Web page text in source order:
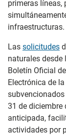
primeras líneas,
infraestructuras.
Las solicitudes
naturales
Boletín Oficial
Electrónica de
subvencionados
31 de diciembre
anticipada,
actividades por